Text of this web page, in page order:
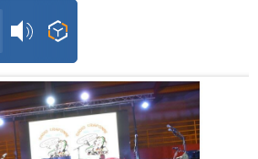
Radio Craponne FM